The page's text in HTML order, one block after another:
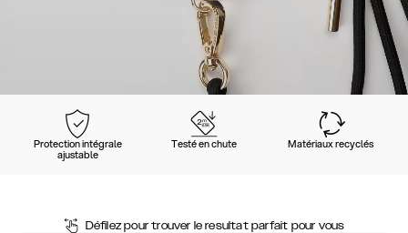
Protection intégrale
ajustable
Testé en chute Matériaux recyclés
Défilez pour trouver le resultat parfait pour vous